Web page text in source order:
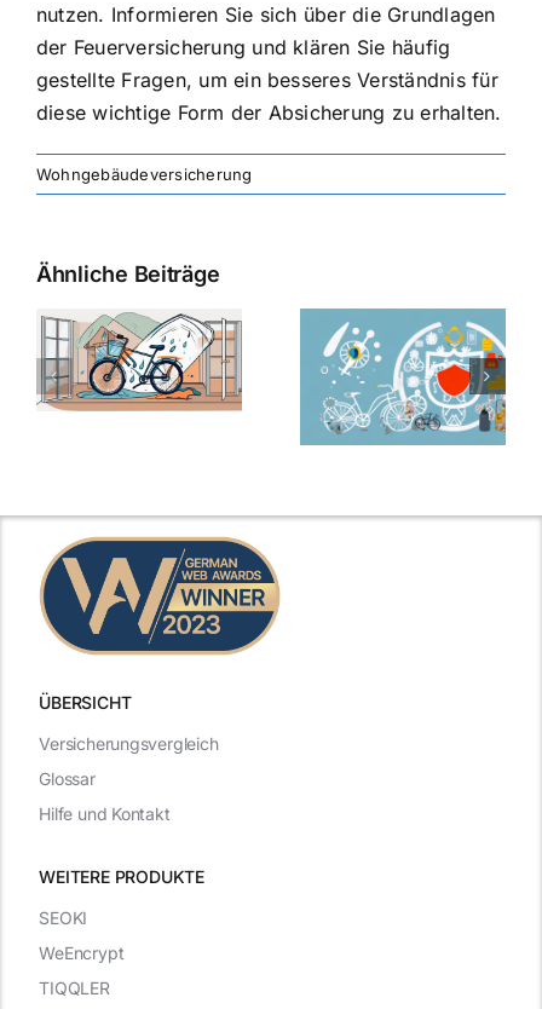
nutzen. Informieren Sie sich über die Grundlagen
der Feuerversicherung und klären Sie häufig
gestellte Fragen, um ein besseres Verständnis für
diese wichtige Form der Absicherung zu erhalten.
Wohngebäudeversicherung
Ähnliche Beiträge
ÜBERSICHT
WEITERE PRODUKTE
Versicherungsvergleich
Glossar
Hilfe und Kontakt
SEOKI
WeEncrypt
TIQQLER